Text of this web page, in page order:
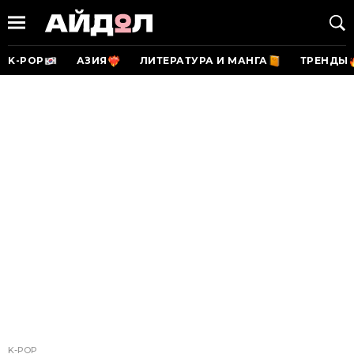
K-POP АЗИЯ ЛИТЕРАТУРА И МАНГА ТРЕНДЫ
K-POP